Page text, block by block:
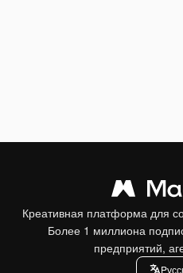
Креативная платформа для
Более 1 миллиона
предприятий,